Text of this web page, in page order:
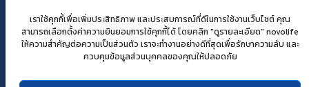
เราใช้คุกกี้เพื่อเพิ่มประสิทธิภาพ และประสบการณ์ที่ดีในการใช้งานเว็บไซต์ คุณ
สามารถเลือกตั้งค่าความยินยอมการใช้คุกกี้ได้ โดยคลิก "ดูรายละเอียด" novolife
ให้ความสำคัญต่อความเป็นส่วนตัว เราจะทำงานอย่างดีที่สุดเพื่อรักษาความลับ และ
ควบคุมข้อมูลส่วนบุคคลของคุณให้ปลอดภัย
Login
Username or email address*